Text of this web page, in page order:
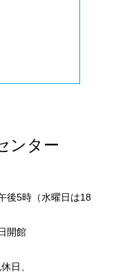
ンター
後5時（水曜日は18
開館
日、